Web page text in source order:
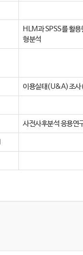
HLM과 SPSS를 활용
형분석
이용실태(U&A)조사
사전사후분석 응용연